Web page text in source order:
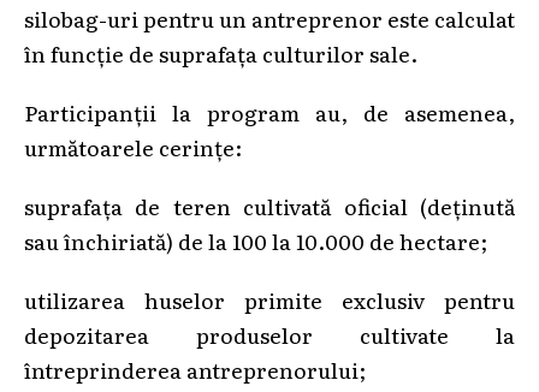
silobag-uri pentru un antreprenor este calculat
în funcție de suprafața culturilor sale.
Participanții la program au, de asemenea,
următoarele cerințe:
suprafața de teren cultivată oficial (deținută
sau închiriată) de la 100 la 10.000 de hectare;
utilizarea huselor primite exclusiv pentru
depozitarea produselor cultivate la
întreprinderea antreprenorului;